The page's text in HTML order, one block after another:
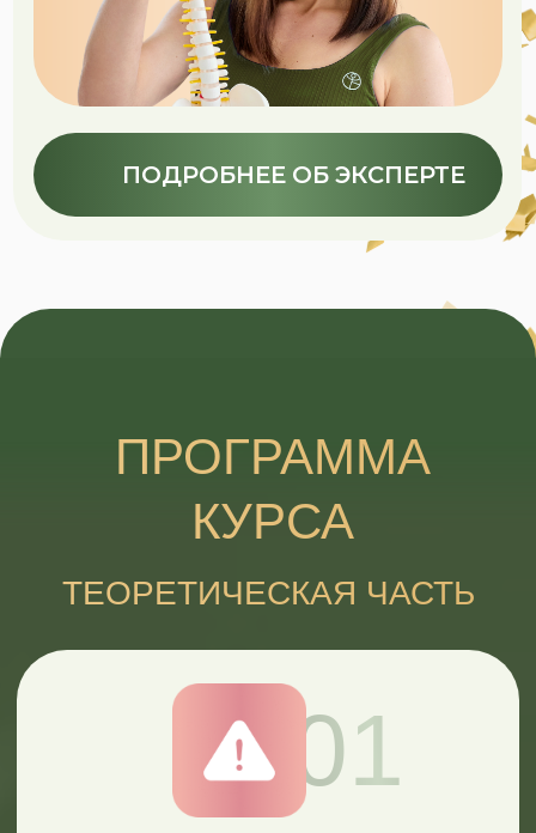
и режим влияют на аппетит,
тягу к еде и динамику веса
07
Мифы о питании.Разбираем
частые убеждения и ошибки,
которые мешают устойчивому
результату.
05
продукты. Как отличать
и выбирать: что оставлять
в рационе, что сокращать и чем